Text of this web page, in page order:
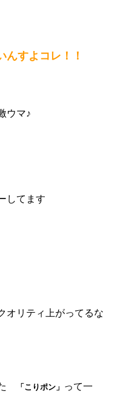
んすよコレ！！
ウマ♪
してます
オリティ上がってるな
「こりポン」 って一